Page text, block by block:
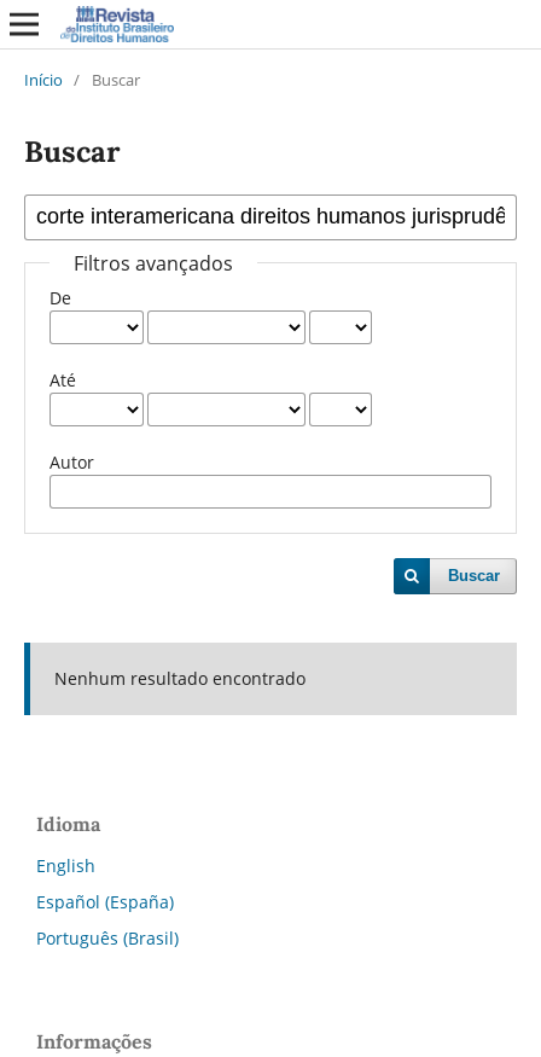
Início / Buscar
Buscar
Filtros avançados
De
Até
Autor
Buscar
Nenhum resultado encontrado
Idioma
English
Español (España)
Português (Brasil)
Informações